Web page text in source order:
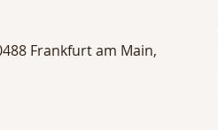
Frankfurt am Main,